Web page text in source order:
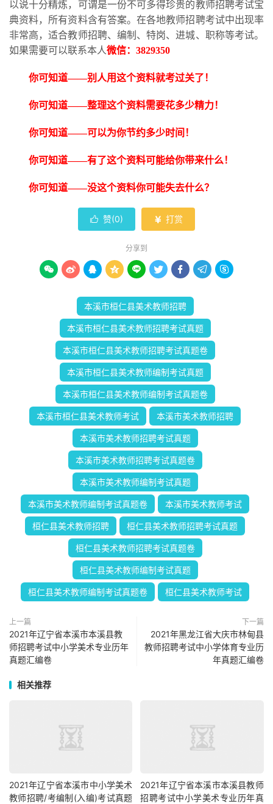
以说十分精炼，可谓是一份不可多得珍贵的教师招聘考试宝
典资料，所有资料含有答案。在各地教师招聘考试中出现率
非常高，适合教师招聘、编制、特岗、进城、职称等考试。
如果需要可以联系本人微信： 3829350
你可知道——别人用这个资料就考过关了！
你可知道——整理这个资料需要花多少精力！
你可知道——可以为你节约多少时间！
你可知道——有了这个资料可能给你带来什么！
你可知道——没这个资料你可能失去什么？
 赞(0)  打赏
分享到
        
本溪市桓仁县美术教师招聘
本溪市桓仁县美术教师招聘考试真题
本溪市桓仁县美术教师招聘考试真题卷
本溪市桓仁县美术教师编制考试真题
本溪市桓仁县美术教师编制考试真题卷
本溪市桓仁县美术教师考试 本溪市美术教师招聘
本溪市美术教师招聘考试真题
本溪市美术教师招聘考试真题卷
本溪市美术教师编制考试真题
本溪市美术教师编制考试真题卷 本溪市美术教师考试
桓仁县美术教师招聘 桓仁县美术教师招聘考试真题
桓仁县美术教师招聘考试真题卷
桓仁县美术教师编制考试真题
桓仁县美术教师编制考试真题卷 桓仁县美术教师考试
上一篇
2021年辽宁省本溪市本溪县教
师招聘考试中小学美术专业历年
真题汇编卷
下一篇
2021年黑龙江省大庆市林甸县
教师招聘考试中小学体育专业历
年真题汇编卷
相关推荐
2021年辽宁省本溪市中小学美术
教师招聘/考编制(入编)考试真题
2021年辽宁省本溪市本溪县教师
招聘考试中小学美术专业历年真